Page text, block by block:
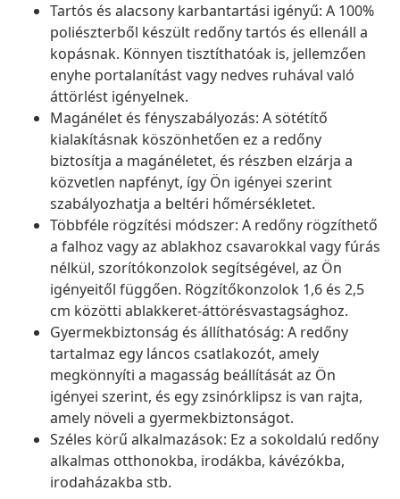
Tartós és alacsony karbantartási igényű: A 100%
poliészterből készült redőny tartós és ellenáll a
kopásnak. Könnyen tisztíthatóak is, jellemzően
enyhe portalanítást vagy nedves ruhával való
áttörlést igényelnek.
Magánélet és fényszabályozás: A sötétítő
kialakításnak köszönhetően ez a redőny
biztosítja a magánéletet, és részben elzárja a
közvetlen napfényt, így Ön igényei szerint
szabályozhatja a beltéri hőmérsékletet.
Többféle rögzítési módszer: A redőny rögzíthető
a falhoz vagy az ablakhoz csavarokkal vagy fúrás
nélkül, szorítókonzolok segítségével, az Ön
igényeitől függően. Rögzítőkonzolok 1,6 és 2,5
cm közötti ablakkeret-áttörésvastagsághoz.
Gyermekbiztonság és állíthatóság: A redőny
tartalmaz egy láncos csatlakozót, amely
megkönnyíti a magasság beállítását az Ön
igényei szerint, és egy zsinórklipsz is van rajta,
amely növeli a gyermekbiztonságot.
Széles körű alkalmazások: Ez a sokoldalú redőny
alkalmas otthonokba, irodákba, kávézókba,
irodaházakba stb.